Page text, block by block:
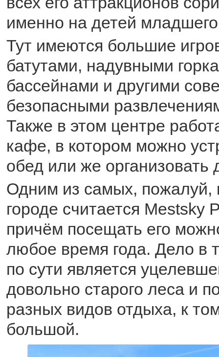
именно на детей
Тут имеются большие
батутами, надувными
бассейнами и другими
безопасными
Также в этом центре
кафе, в котором можно
обед или же организовать
Одним из самых, пожалуй,
городе считается Mestsky
причём посещать его
любое время года. Дело в
по сути является
довольно старого леса и
разных видов отдыха, к
большой.